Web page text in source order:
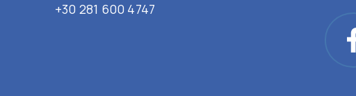
+30 281 600 4747